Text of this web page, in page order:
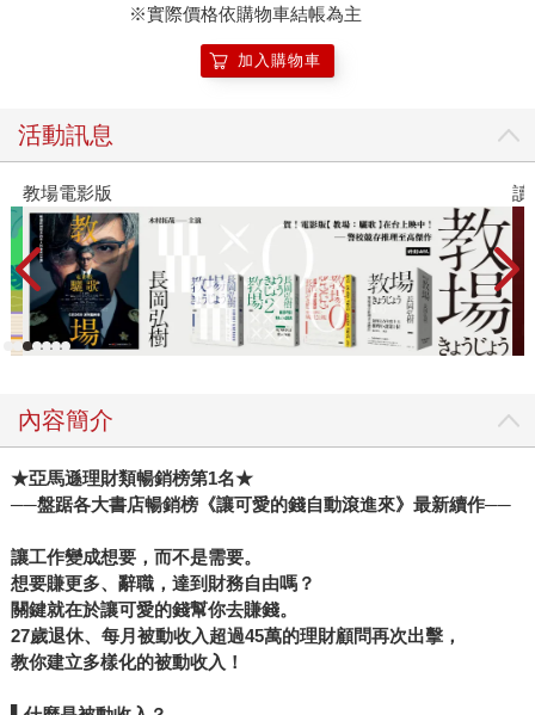
※實際價格依購物車結帳為主
加入購物車
活動訊息
教場電影版 讀
內容簡介
★亞馬遜理財類暢銷榜第1名★
──盤踞各大書店暢銷榜《讓可愛的錢自動滾進來》最新續作──
讓工作變成想要，而不是需要。
想要賺更多、辭職，達到財務自由嗎？
關鍵就在於讓可愛的錢幫你去賺錢。
27歲退休、每月被動收入超過45萬的理財顧問再次出擊，
教你建立多樣化的被動收入！